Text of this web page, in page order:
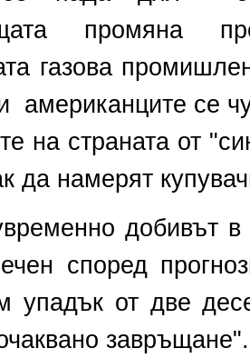
промяна
газова
американците се
на страната от
да намерят
добивът в
според
упадък от две
завръщане".